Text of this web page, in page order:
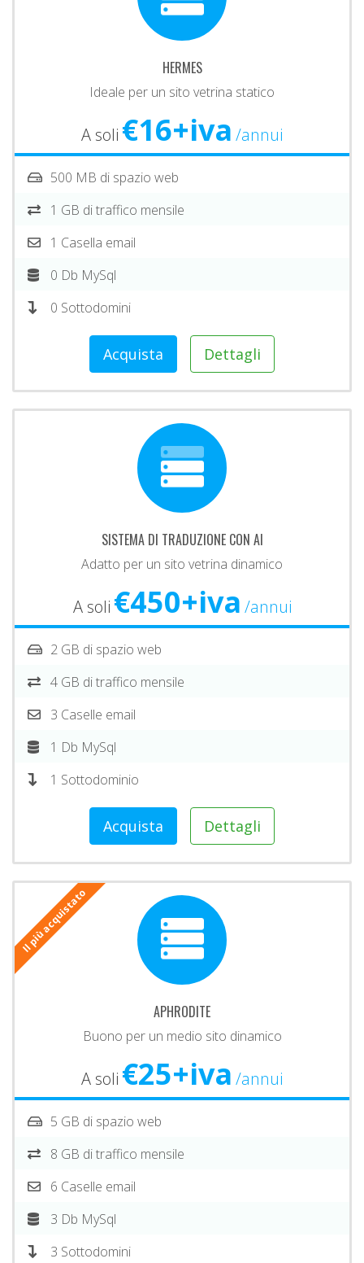
HERMES
Ideale per un sito vetrina statico
A soli €16+iva /annui
500 MB di spazio web
1 GB di traffico mensile
1 Casella email
0 Db MySql
0 Sottodomini
Acquista Dettagli
SISTEMA DI TRADUZIONE CON AI
Adatto per un sito vetrina dinamico
A soli €450+iva /annui
2 GB di spazio web
4 GB di traffico mensile
3 Caselle email
1 Db MySql
1 Sottodominio
Acquista Dettagli
Il più acquistato
APHRODITE
Buono per un medio sito dinamico
A soli €25+iva /annui
5 GB di spazio web
8 GB di traffico mensile
6 Caselle email
3 Db MySql
3 Sottodomini